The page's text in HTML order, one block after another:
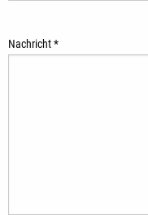
Nachricht *